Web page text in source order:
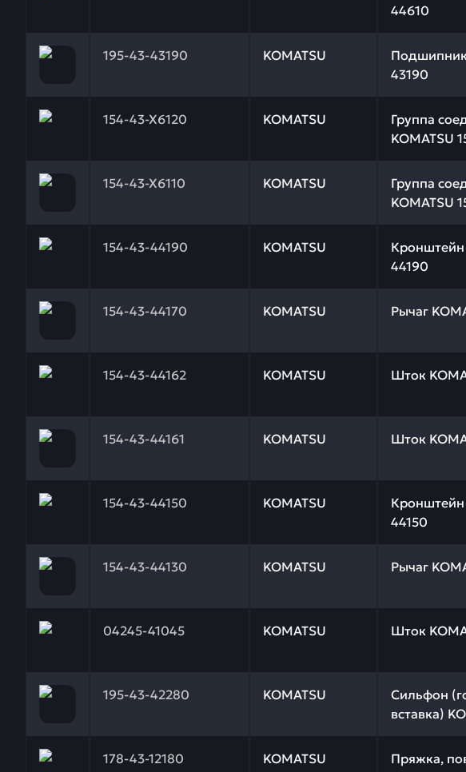
44610
195-43-43190 KOMATSU
Подшипник
43190
Заказывая запчасти у нас, вы получаете гарантию качества и
154-43-X6120 KOMATSU
Группа
KOMATSU
Заказывая запчасти у нас, вы получаете гарантию качества и
154-43-X6110 KOMATSU
Группа
KOMATSU
Заказывая запчасти у нас, вы получаете гарантию качества и
154-43-44190 KOMATSU
Кронштейн
44190
Заказывая запчасти у нас, вы получаете гарантию качества и
154-43-44170 KOMATSU Рычаг
Заказывая запчасти у нас, вы получаете гарантию качества и
154-43-44162 KOMATSU Шток
Заказывая запчасти у нас, вы получаете гарантию качества и
154-43-44161 KOMATSU Шток
Заказывая запчасти у нас, вы получаете гарантию качества и
154-43-44150 KOMATSU
Кронштейн
44150
Заказывая запчасти у нас, вы получаете гарантию качества и
154-43-44130 KOMATSU Рычаг
Заказывая запчасти у нас, вы получаете гарантию качества и
04245-41045 KOMATSU Шток
Заказывая запчасти у нас, вы получаете гарантию качества и
195-43-42280 KOMATSU
Сильфон
вставка)
Заказывая запчасти у нас, вы получаете гарантию качества и
178-43-12180 KOMATSU
Пряжка,
Заказывая запчасти у нас, вы получаете гарантию качества и